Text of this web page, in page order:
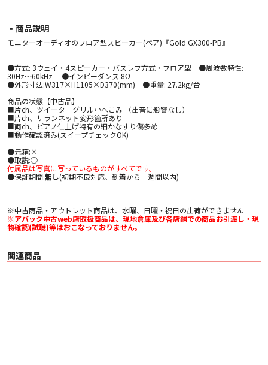
▪︎商品説明
モニターオーディオのフロア型スピーカー(ペア)『Gold GX300-PB』
●方式: 3ウェイ・4スピーカー・バスレフ方式・フロア型 ●周波数特性:
30Hz～60kHz ●インピーダンス 8Ω
●外形寸法:W317×H1105×D370(mm) ●重量: 27.2kg/台
商品の状態【中古品】
■片ch、ツイータ―グリル小へこみ （出音に影響なし）
■片ch、サランネット変形箇所あり
■両ch、ピアノ仕上げ特有の細かなすり傷多め
■動作確認済み(スイープチェックOK)
●元箱:×
●取説:○
付属品は写真に写っているものがすべてです。
●保証期間:無し(初期不良対応、到着から一週間以内)
※中古商品・アウトレット商品は、水曜、日曜・祝日の出荷ができません
※アバック中古web店取扱商品は、現地倉庫及び各店舗での商品お引渡し・現
物確認(試聴)等はおこなっておりません。
関連商品